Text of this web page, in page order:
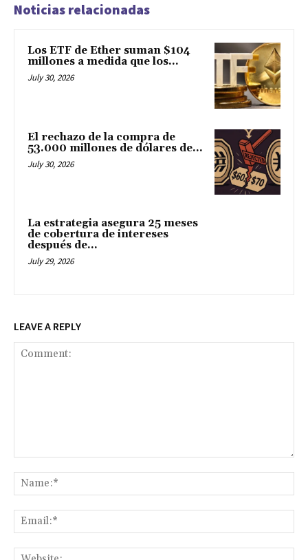
Noticias relacionadas
Los ETF de Ether suman $104
millones a medida que los...
July 30, 2026
El rechazo de la compra de
53.000 millones de dólares de...
July 30, 2026
La estrategia asegura 25 meses
de cobertura de intereses
después de...
July 29, 2026
LEAVE A REPLY